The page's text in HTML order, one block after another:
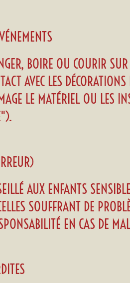
BOIRE OU COURIR SUR
AVEC LES
LE MATÉRIEL OU LES
AUX ENFANTS
SOUFFRANT DE
EN CAS DE